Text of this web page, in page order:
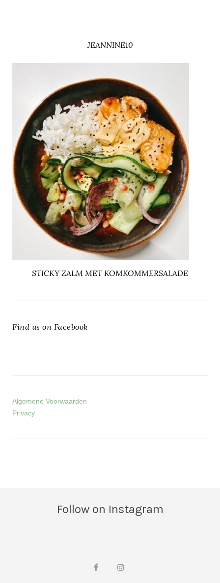
JEANNINE10
STICKY ZALM MET KOMKOMMERSALADE
Find us on Facebook
Algemene Voorwaarden
Privacy
Follow on Instagram